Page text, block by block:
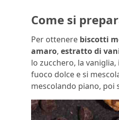
Come si
Per ottenere biscotti
amaro, estratto di
lo zucchero, la
fuoco dolce e si
mescolando piano, poi